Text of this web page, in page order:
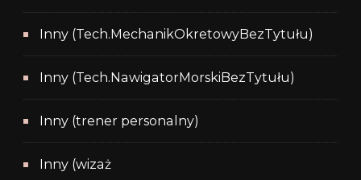
Inny (Tech.MechanikOkretowyBezTytułu)
Inny (Tech.NawigatorMorskiBezTytułu)
Inny (trener personalny)
Inny (wizaż